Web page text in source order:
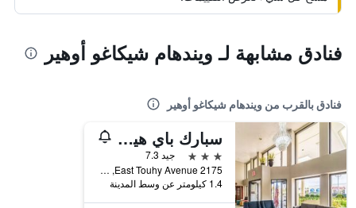
فنادق مشابهة لـ ويندهام شيكاغو أوهير
فنادق بالقرب من ويندهام شيكاغو أوهير
سبارك باي هيلتون دي بلينز شيكاجو أوهير
3 نجوم
جيد 7.3
2175 East Touhy Avenue, ديس بلاينيس, IL, الولايات المتحدة الأميريكية
1.4 كيلومتر عن وسط المدينة